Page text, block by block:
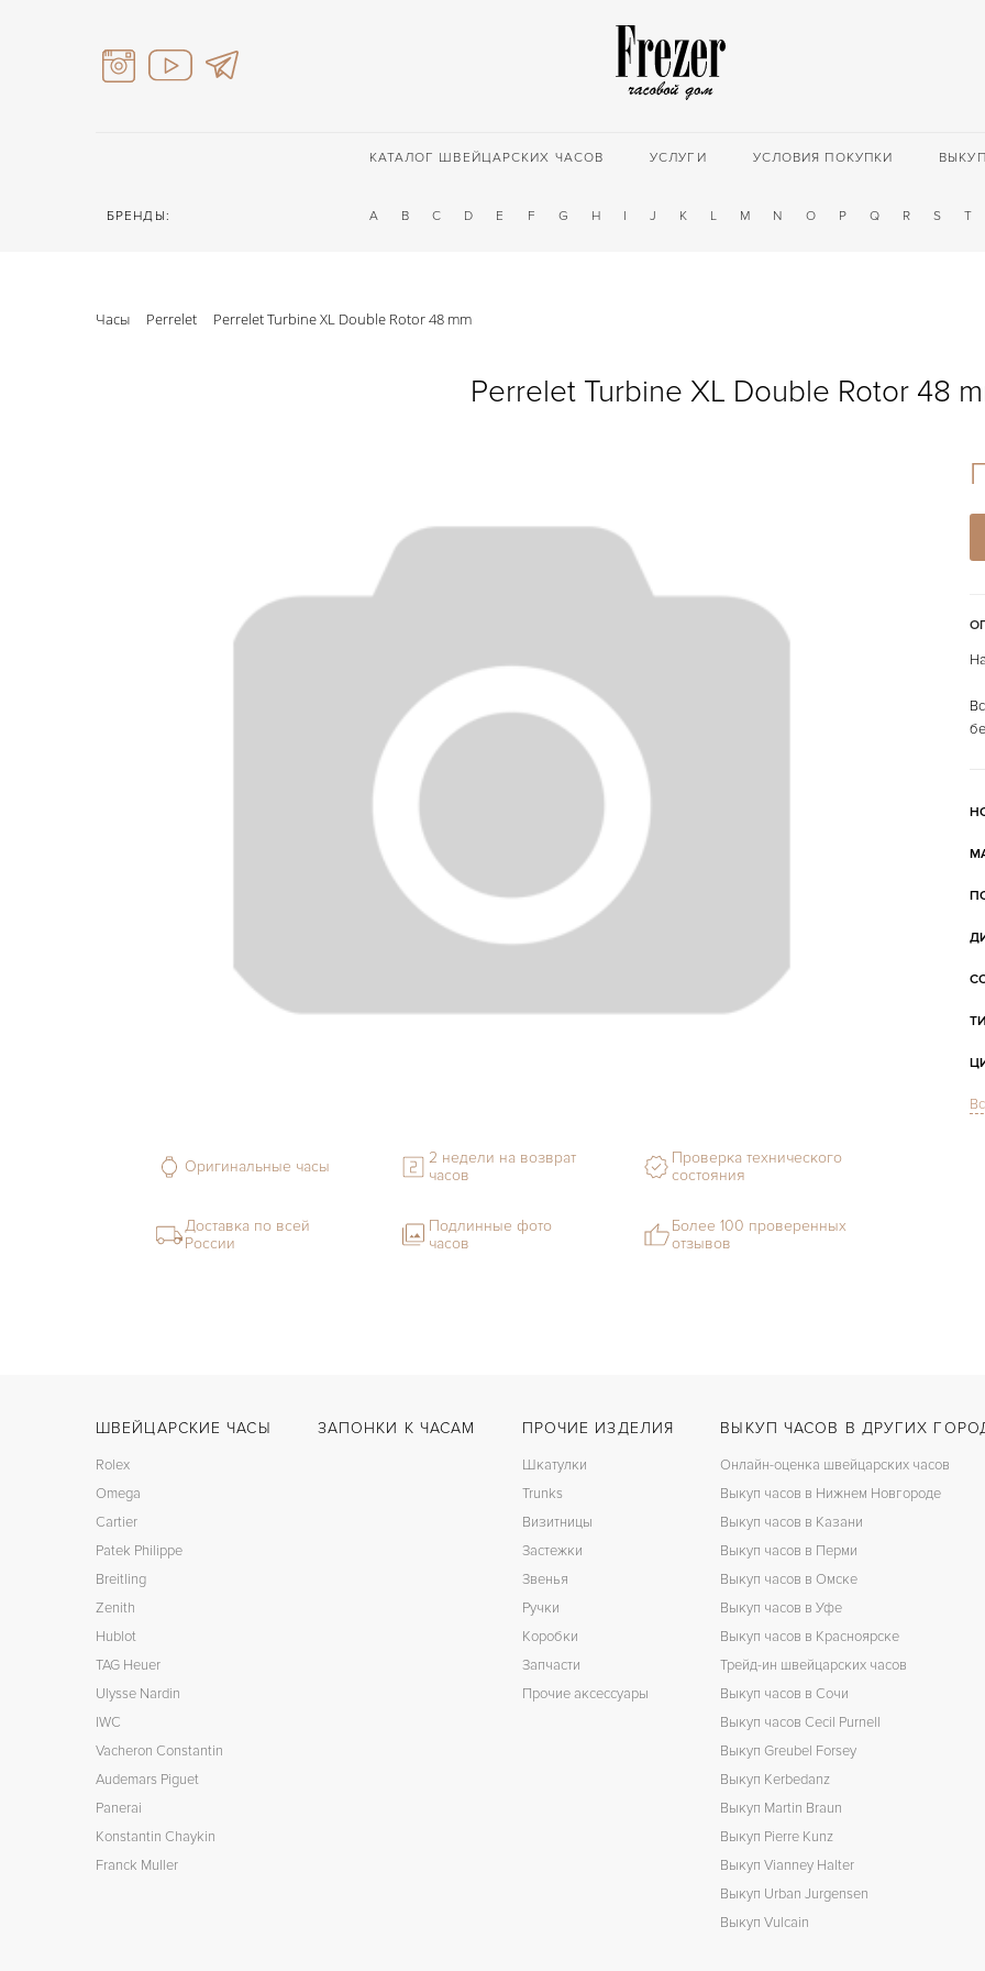
КАТАЛОГ ШВЕЙЦАРСКИХ ЧАСОВ УСЛУГИ УСЛОВИЯ ПОКУПКИ ВЫКУП
БРЕНДЫ: A B C D E F G H I J K L M N O P Q R S T
Часы Perrelet Perrelet Turbine XL Double Rotor 48 mm
Perrelet Turbine XL Double Rotor 48
Оригинальные часы
2 недели на возврат
часов
Проверка технического
состояния
Доставка по всей
России
Подлинные фото
часов
Более 100 проверенных
отзывов
ШВЕЙЦАРСКИЕ ЧАСЫ
Rolex
Omega
Cartier
Patek Philippe
Breitling
Zenith
Hublot
TAG Heuer
Ulysse Nardin
IWC
Vacheron Constantin
Audemars Piguet
Panerai
Konstantin Chaykin
Franck Muller
ЗАПОНКИ К ЧАСАМ ПРОЧИЕ ИЗДЕЛИЯ
Шкатулки
Trunks
Визитницы
Застежки
Звенья
Ручки
Коробки
Запчасти
Прочие аксессуары
ВЫКУП ЧАСОВ В ДРУГИХ
Онлайн-оценка швейцарских часов
Выкуп часов в Нижнем Новгороде
Выкуп часов в Казани
Выкуп часов в Перми
Выкуп часов в Омске
Выкуп часов в Уфе
Выкуп часов в Красноярске
Трейд-ин швейцарских часов
Выкуп часов в Сочи
Выкуп часов Cecil Purnell
Выкуп Greubel Forsey
Выкуп Kerbedanz
Выкуп Martin Braun
Выкуп Pierre Kunz
Выкуп Vianney Halter
Выкуп Urban Jurgensen
Выкуп Vulcain